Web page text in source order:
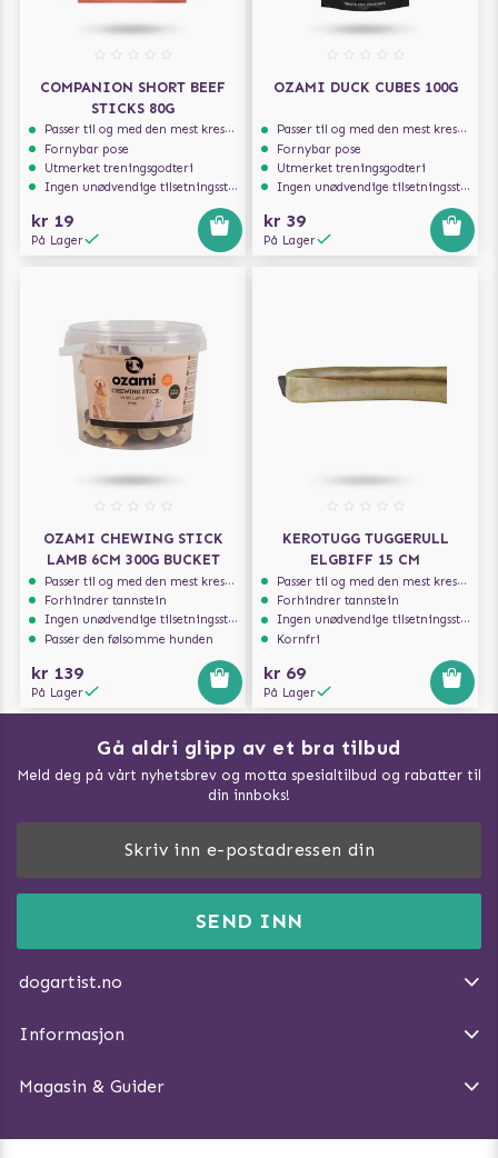
COMPANION SHORT BEEF
STICKS 80G
Passer til og med den mest kresne hunden
Fornybar pose
Utmerket treningsgodteri
Ingen unødvendige tilsetningsstoffer
kr 19
På Lager
OZAMI DUCK CUBES 100G
Passer til og med den mest kresne hunden
Fornybar pose
Utmerket treningsgodteri
Ingen unødvendige tilsetningsstoffer
kr 39
På Lager
OZAMI CHEWING STICK
LAMB 6CM 300G BUCKET
Passer til og med den mest kresne hunden
Forhindrer tannstein
Ingen unødvendige tilsetningsstoffer
Passer den følsomme hunden
kr 139
På Lager
KEROTUGG TUGGERULL
ELGBIFF 15 CM
Passer til og med den mest kresne hunden
Forhindrer tannstein
Ingen unødvendige tilsetningsstoffer
Kornfri
kr 69
På Lager
Gå aldri glipp av et bra tilbud
Meld deg på vårt nyhetsbrev og motta spesialtilbud og rabatter til
din innboks!
SEND INN
dogartist.no
Dogartist.no eies og driftes av Purefun Org. nr: 918582711
E-post: info@doggie.no
Informasjon
Angre avtalen
Magasin & Guider
Slik måler du din hund
Tren Nose Work hjemme